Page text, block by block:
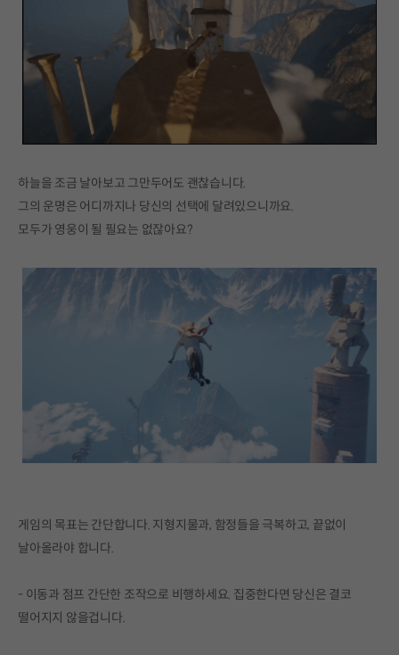
하늘을 조금 날아보고 그만두어도 괜찮습니다.
그의 운명은 어디까지나 당신의 선택에 달려있으니까요.
모두가 영웅이 될 필요는 없잖아요?
게임의 목표는 간단합니다. 지형지물과, 함정들을 극복하고, 끝없이
날아올라야 합니다.
- 이동과 점프 간단한 조작으로 비행하세요. 집중한다면 당신은 결코
떨어지지 않을겁니다.